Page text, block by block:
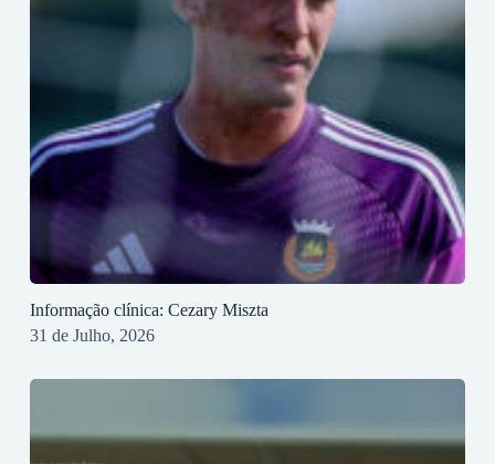
Informação clínica: Cezary Miszta
31 de Julho, 2026